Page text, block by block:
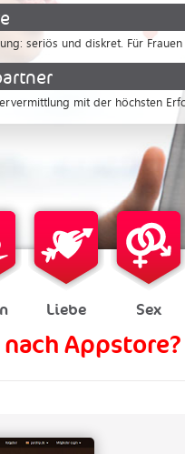
Liebe Sex
Appstore?